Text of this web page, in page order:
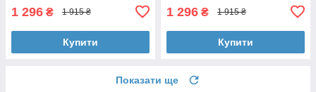
1 296 ₴ 1 915 ₴
Купити
1 296 ₴ 1 915 ₴
Купити
Показати ще